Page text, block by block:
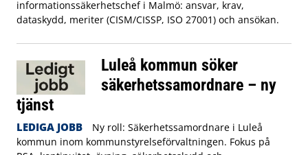
informationssäkerhetschef i Malmö: ansvar, krav,
dataskydd, meriter (CISM/CISSP, ISO 27001) och ansökan.
Luleå kommun söker
säkerhetssamordnare – ny
tjänst
LEDIGA JOBB
Ny roll: Säkerhetssamordnare i Luleå
kommun inom kommunstyrelseförvaltningen. Fokus på